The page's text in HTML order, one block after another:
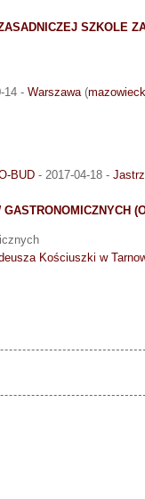
SZKOLE
14 - Warszawa(
BUD - 2017-04-18 -
Kościuszki w